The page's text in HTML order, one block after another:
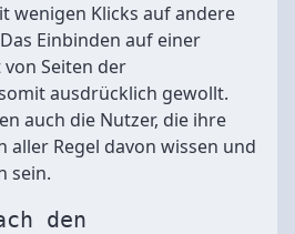
wenigen Klicks auf andere
Einbinden auf einer
Seiten der
ausdrücklich gewollt.
auch die Nutzer, die ihre
aller Regel davon wissen und
sein.
den